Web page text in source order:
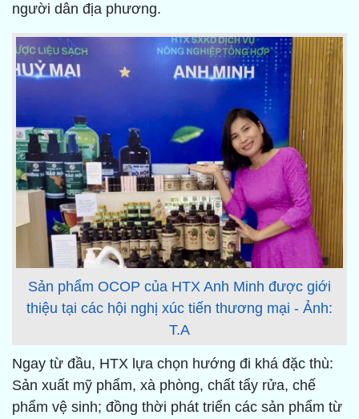
người dân địa phương.
Sản phẩm OCOP của HTX Anh Minh được giới
thiệu tại các hội nghị xúc tiến thương mại - Ảnh:
T.A
Ngay từ đầu, HTX lựa chọn hướng đi khá đặc thù:
Sản xuất mỹ phẩm, xà phòng, chất tẩy rửa, chế
phẩm vệ sinh; đồng thời phát triển các sản phẩm từ